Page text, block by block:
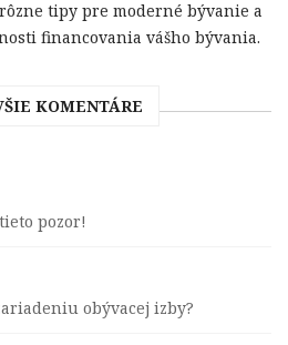
tipy pre moderné bývanie a
financovania vášho bývania.
KOMENTÁRE
pozor!
obývacej izby?